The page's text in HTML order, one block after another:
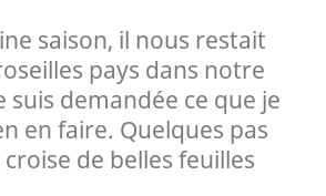
saison, il nous restait
pays dans notre
suis demandée ce que je
en faire. Quelques pas
de belles feuilles